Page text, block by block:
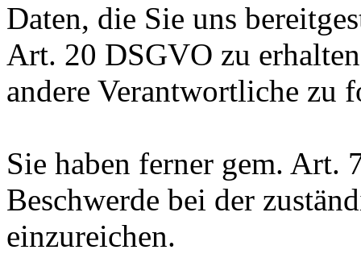
Daten, die Sie uns
Art. 20 DSGVO zu
andere Verantwortliche zu
Sie haben ferner gem. Art.
Beschwerde bei der
einzureichen.